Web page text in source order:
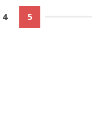
4 5